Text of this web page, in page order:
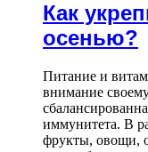
Как
осенью?
Питание и
внимание
иммунитета. В
фрукты, овощи,